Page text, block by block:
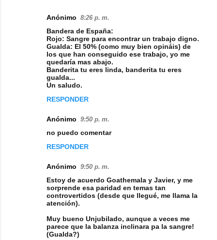
Anónimo 8:26 p. m.
Bandera de España:
Rojo: Sangre para encontrar un trabajo digno.
Gualda: El 50% (como muy bien opináis) de
los que han conseguido ese trabajo, yo me
quedaría mas abajo.
Banderita tu eres linda, banderita tu eres
gualda...
Un saludo.
RESPONDER
Anónimo 9:50 p. m.
no puedo comentar
RESPONDER
Anónimo 9:50 p. m.
Estoy de acuerdo Goathemala y Javier, y me
sorprende esa paridad en temas tan
controvertidos (desde que llegué, me llama la
atención).
Muy bueno Unjubilado, aunque a veces me
parece que la balanza inclinara pa la sangre!
(Gualda?)